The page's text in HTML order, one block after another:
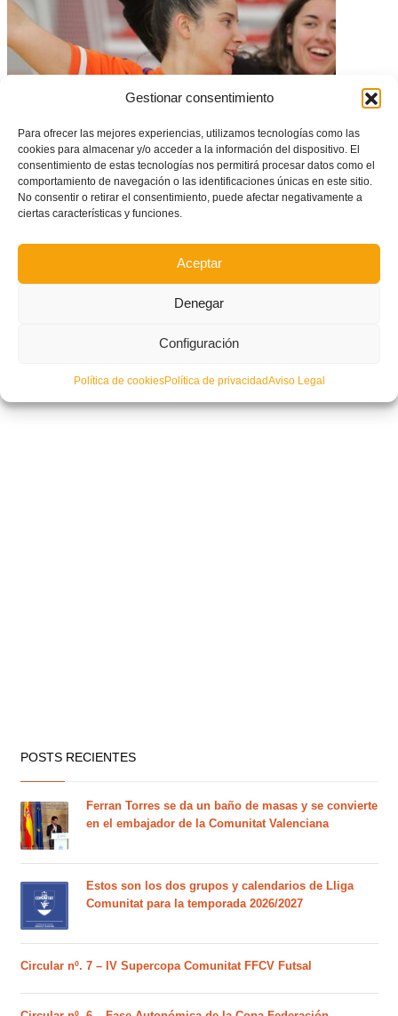
Gestionar consentimiento
Para ofrecer las mejores experiencias, utilizamos tecnologías como las
cookies para almacenar y/o acceder a la información del dispositivo. El
consentimiento de estas tecnologías nos permitirá procesar datos como el
comportamiento de navegación o las identificaciones únicas en este sitio.
No consentir o retirar el consentimiento, puede afectar negativamente a
ciertas características y funciones.
Aceptar
Denegar
Configuración
Política de cookiesPolítica de privacidadAviso Legal
| FUTSAL | España sub17 convoca a Lydia González para afrontar el
doble duelo ante Portugal
POSTS RECIENTES
Ferran Torres se da un baño de masas y se convierte
en el embajador de la Comunitat Valenciana
Estos son los dos grupos y calendarios de Lliga
Comunitat para la temporada 2026/2027
Circular nº. 7 – IV Supercopa Comunitat FFCV Futsal